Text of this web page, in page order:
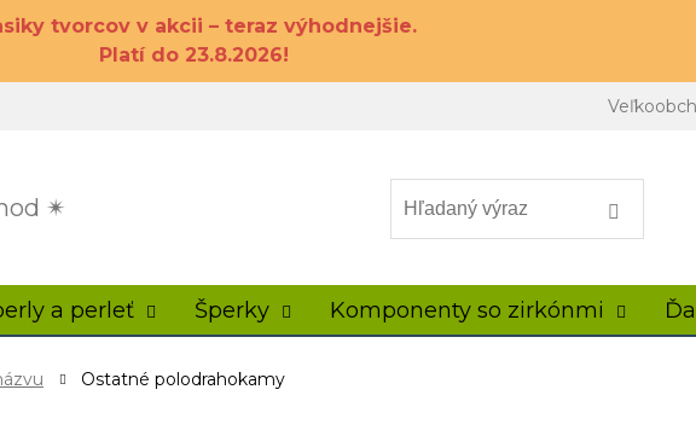
tvorcov v akcii – teraz výhodnejšie.
Platí do 23.8.2026!
✴
a perleť Šperky Komponenty so zirkónmi
Ostatné polodrahokamy